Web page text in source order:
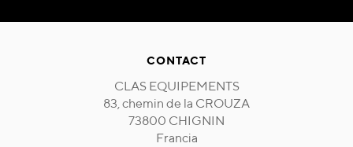
CONTACT
CLAS EQUIPEMENTS
83, chemin de la CROUZA
73800 CHIGNIN
Francia